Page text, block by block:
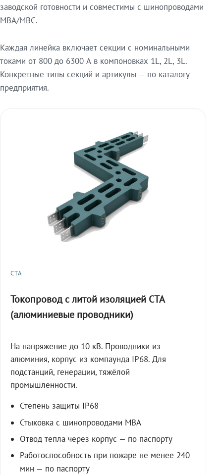
заводской готовности и совместимы с шинопроводами
МВА/МВС.
Каждая линейка включает секции с номинальными
токами от 800 до 6300 А в компоновках 1L, 2L, 3L.
Конкретные типы секций и артикулы — по каталогу
предприятия.
СТА
Токопровод с литой изоляцией СТА
(алюминиевые проводники)
На напряжение до 10 кВ. Проводники из
алюминия, корпус из компаунда IP68. Для
подстанций, генерации, тяжёлой
промышленности.
Степень защиты IP68
Стыковка с шинопроводами МВА
Отвод тепла через корпус — по паспорту
Работоспособность при пожаре не менее 240
мин — по паспорту